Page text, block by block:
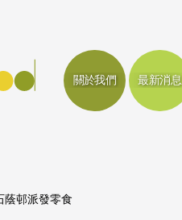
關於我們 最新消息
蔭邨派發零食